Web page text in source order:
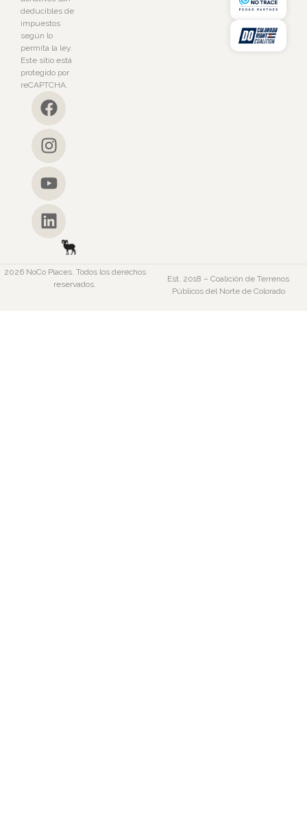
deducibles de
impuestos
según lo
permita la ley.
Este sitio está
protegido por
reCAPTCHA.
2026 NoCo Places. Todos los derechos
reservados.
Est. 2018 – Coalición de Terrenos
Públicos del Norte de Colorado